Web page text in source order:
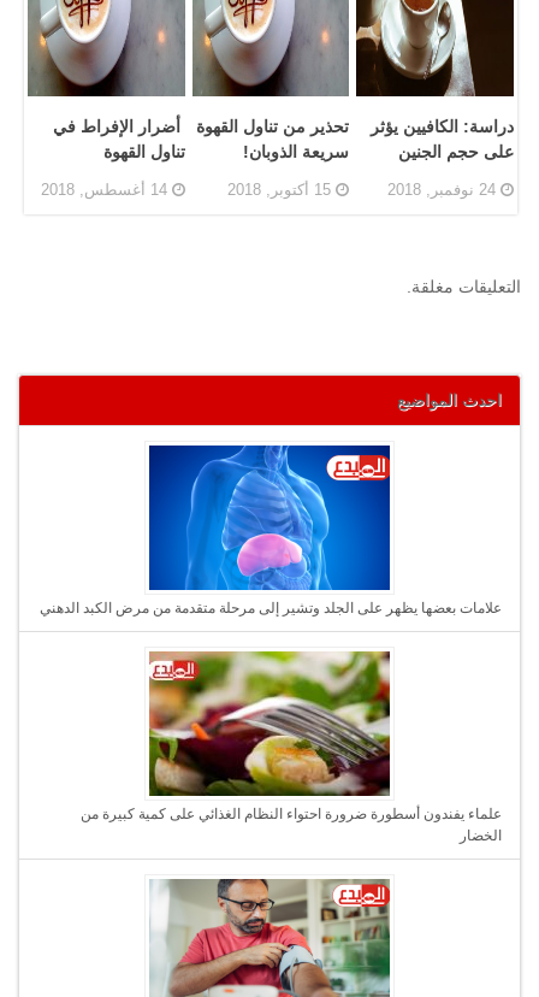
دراسة: الكافيين يؤثر
على حجم الجنين
24 نوفمبر, 2018
تحذير من تناول القهوة
سريعة الذوبان!
15 أكتوبر, 2018
أضرار الإفراط في
تناول القهوة
14 أغسطس, 2018
التعليقات مغلقة.
احدث المواضيع
علامات بعضها يظهر على الجلد وتشير إلى مرحلة متقدمة من مرض الكبد الدهني
علماء يفندون أسطورة ضرورة احتواء النظام الغذائي على كمية كبيرة من
الخضار